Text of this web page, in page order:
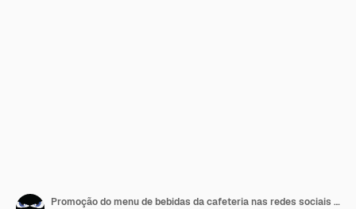
Promoção do menu de bebidas da cafeteria nas redes sociais Modelo de pós-banner do Instagram